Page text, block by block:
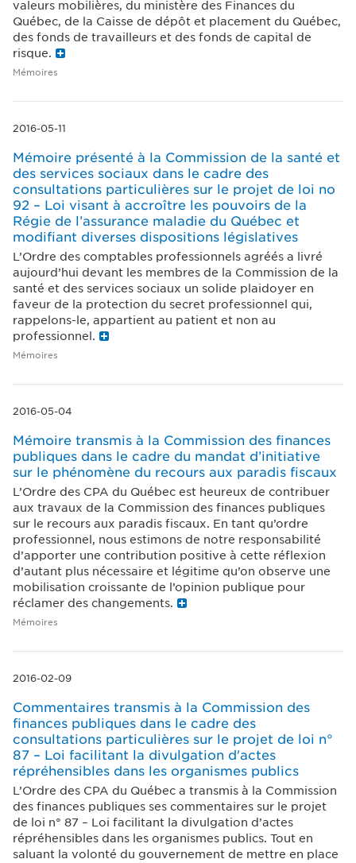
valeurs mobilières, du ministère des Finances du
Québec, de la Caisse de dépôt et placement du Québec,
des fonds de travailleurs et des fonds de capital de
risque.
Mémoires
2016-05-11
Mémoire présenté à la Commission de la santé et
des services sociaux dans le cadre des
consultations particulières sur le projet de loi no
92 – Loi visant à accroître les pouvoirs de la
Régie de l’assurance maladie du Québec et
modifiant diverses dispositions législatives
L’Ordre des comptables professionnels agréés a livré
aujourd’hui devant les membres de la Commission de la
santé et des services sociaux un solide plaidoyer en
faveur de la protection du secret professionnel qui,
rappelons-le, appartient au patient et non au
professionnel.
Mémoires
2016-05-04
Mémoire transmis à la Commission des finances
publiques dans le cadre du mandat d’initiative
sur le phénomène du recours aux paradis fiscaux
L’Ordre des CPA du Québec est heureux de contribuer
aux travaux de la Commission des finances publiques
sur le recours aux paradis fiscaux. En tant qu’ordre
professionnel, nous estimons de notre responsabilité
d’apporter une contribution positive à cette réflexion
d’autant plus nécessaire et légitime qu’on observe une
mobilisation croissante de l’opinion publique pour
réclamer des changements.
Mémoires
2016-02-09
Commentaires transmis à la Commission des
finances publiques dans le cadre des
consultations particulières sur le projet de loi n°
87 – Loi facilitant la divulgation d'actes
répréhensibles dans les organismes publics
L’Ordre des CPA du Québec a transmis à la Commission
des finances publiques ses commentaires sur le projet
de loi n° 87 – Loi facilitant la divulgation d’actes
répréhensibles dans les organismes publics. Tout en
saluant la volonté du gouvernement de mettre en place